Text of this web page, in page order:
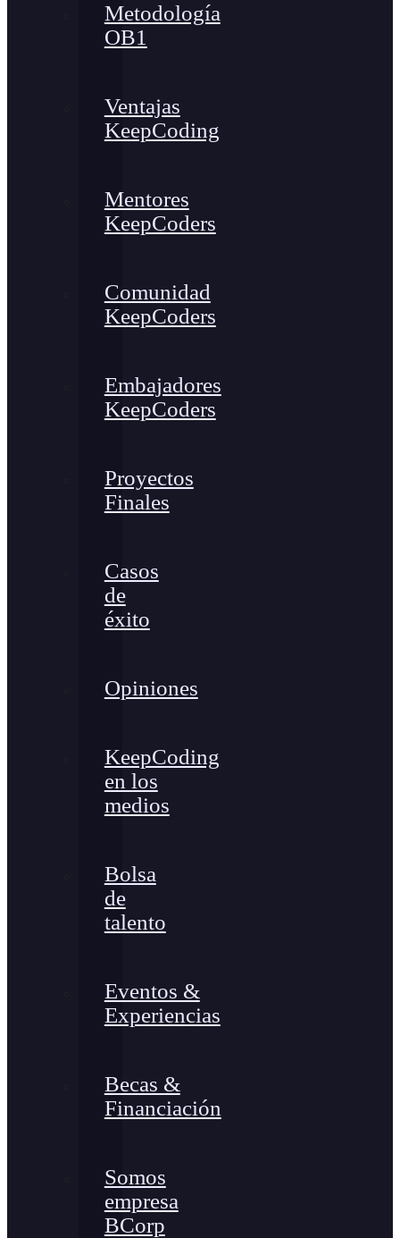
Metodología
OB1
Ventajas
KeepCoding
Mentores
KeepCoders
Comunidad
KeepCoders
Embajadores
KeepCoders
Proyectos
Finales
Casos
de
éxito
Opiniones
KeepCoding
en los
medios
Bolsa
de
talento
Eventos &
Experiencias
Becas &
Financiación
Somos
empresa
BCorp